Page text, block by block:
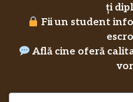
ți
Fii un student
Află cine oferă